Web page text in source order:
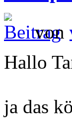
von
Hallo
ja das